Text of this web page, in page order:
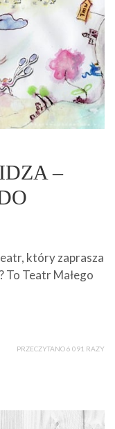
–
który zaprasza
To Teatr Małego
PRZECZYTANO 6 091 RAZY